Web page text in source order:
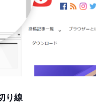
り線